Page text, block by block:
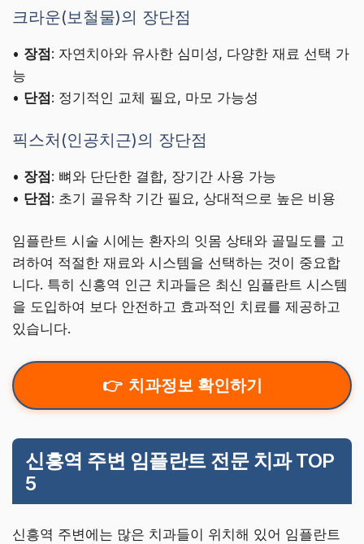
크라운(보철물)의 장단점
• 장점 : 자연치아와 유사한 심미성, 다양한 재료 선택 가
능
• 단점 : 정기적인 교체 필요, 마모 가능성
픽스처(인공치근)의 장단점
• 장점: 뼈와 단단한 결합, 장기간 사용 가능
• 단점: 초기 골유착 기간 필요, 상대적으로 높은 비용
임플란트 시술 시에는 환자의 잇몸 상태와 골밀도를 고
려하여 적절한 재료와 시스템을 선택하는 것이 중요합
니다. 특히 신흥역 인근 치과들은 최신 임플란트 시스템
을 도입하여 보다 안전하고 효과적인 치료를 제공하고
있습니다.
치과정보 확인하기
신흥역 주변 임플란트 전문 치과 TOP
5
신흥역 주변에는 많은 치과들이 위치해 있어 임플란트